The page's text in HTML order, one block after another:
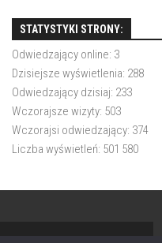
STATYSTYKI STRONY:
Odwiedzający online: 3
Dzisiejsze wyświetlenia: 288
Odwiedzający dzisiaj: 233
Wczorajsze wizyty: 503
Wczorajsi odwiedzający: 374
Liczba wyświetleń: 501 580